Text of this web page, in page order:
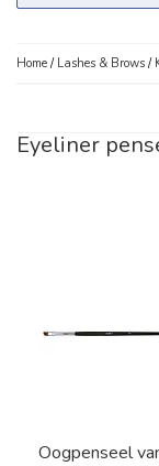
Home / Lashes & Brows /
Eyeliner
Oogpenseel